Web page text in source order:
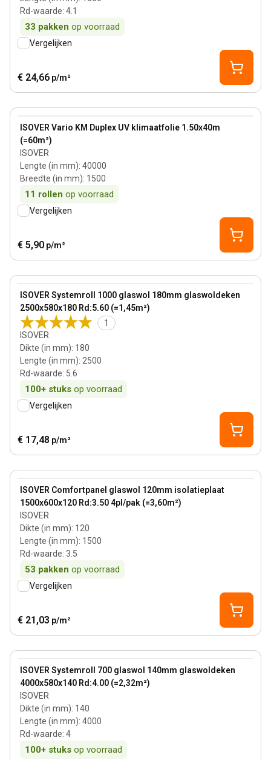
Rd-waarde: 4.1
33 pakken op voorraad
Vergelijken
€ 24,66 p/m²
ISOVER Vario KM Duplex UV klimaatfolie 1.50x40m
(=60m²)
ISOVER
Lengte (in mm): 40000
Breedte (in mm): 1500
11 rollen op voorraad
View product
Vergelijken
€ 5,90 p/m²
ISOVER Systemroll 1000 glaswol 180mm glaswoldeken
2500x580x180 Rd:5.60 (=1,45m²)
1
ISOVER
Dikte (in mm): 180
Lengte (in mm): 2500
Rd-waarde: 5.6
100+ stuks op voorraad
View product
Vergelijken
€ 17,48 p/m²
ISOVER Comfortpanel glaswol 120mm isolatieplaat
1500x600x120 Rd:3.50 4pl/pak (=3,60m²)
ISOVER
Dikte (in mm): 120
Lengte (in mm): 1500
Rd-waarde: 3.5
53 pakken op voorraad
View product
Vergelijken
€ 21,03 p/m²
ISOVER Systemroll 700 glaswol 140mm glaswoldeken
4000x580x140 Rd:4.00 (=2,32m²)
ISOVER
Dikte (in mm): 140
Lengte (in mm): 4000
Rd-waarde: 4
100+ stuks op voorraad
View product